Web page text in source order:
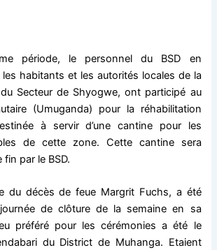
période, le personnel du BSD en
habitants et les autorités locales de la
Secteur de Shyogwe, ont participé au
(Umuganda) pour la réhabilitation
à servir d’une cantine pour les
de cette zone. Cette cantine sera
par le BSD.
du décès de feue Margrit Fuchs, a été
de clôture de la semaine en sa
préféré pour les cérémonies a été le
du District de Muhanga. Etaient